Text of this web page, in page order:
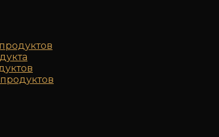
продуктов
продуктов